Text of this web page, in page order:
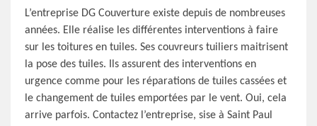
L’entreprise DG Couverture existe depuis de nombreuses
années. Elle réalise les différentes interventions à faire
sur les toitures en tuiles. Ses couvreurs tuiliers maitrisent
la pose des tuiles. Ils assurent des interventions en
urgence comme pour les réparations de tuiles cassées et
le changement de tuiles emportées par le vent. Oui, cela
arrive parfois. Contactez l’entreprise, sise à Saint Paul